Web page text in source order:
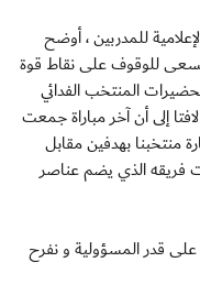
للمدربين ، أوضح
للوقوف على نقاط قوة
المنتخب الفدائي
إلى أن آخر مباراة جمعت
منتخبنا بهدفين مقابل
فريقه الذي يضم عناصر
قدر المسؤولية و نفرح